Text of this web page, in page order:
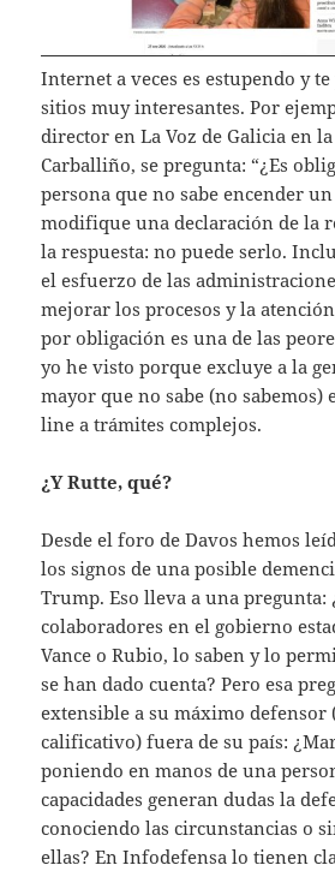
Internet a veces es estupendo y
sitios muy interesantes. Por
director en La Voz de Galicia en la
Carballiño, se pregunta: “¿Es
persona que no sabe encender
modifique una declaración de la
la respuesta: no puede serlo.
el esfuerzo de las
mejorar los procesos y la
por obligación es una de las
yo he visto porque excluye a la
mayor que no sabe (no
line a trámites complejos.
¿Y Rutte, qué?
Desde el foro de Davos hemos
los signos de una posible
Trump. Eso lleva a una pregunta:
colaboradores en el gobierno
Vance o Rubio, lo saben y lo
se han dado cuenta? Pero esa
extensible a su máximo defensor
calificativo) fuera de su país:
poniendo en manos de una
capacidades generan dudas la
conociendo las circunstancias o
ellas? En Infodefensa lo tienen